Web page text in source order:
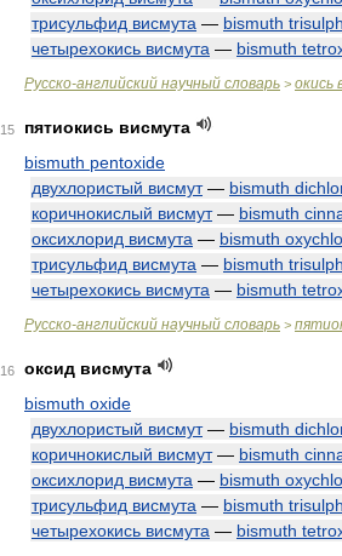
трисульфид висмута — bismuth
четырехокись висмута — bismuth
Русско-английский научный словарь > окись
15
пятиокись висмута
bismuth pentoxide
двухлористый висмут— bismuth
коричнокислый висмут— bismuth
оксихлорид висмута — bismuth
трисульфид висмута — bismuth
четырехокись висмута — bismuth
Русско-английский научный словарь >
16
оксид висмута
bismuth oxide
двухлористый висмут— bismuth
коричнокислый висмут— bismuth
оксихлорид висмута — bismuth
трисульфид висмута — bismuth
четырехокись висмута — bismuth